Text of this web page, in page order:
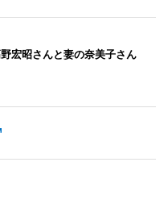
宏昭さんと妻の奈美子さん